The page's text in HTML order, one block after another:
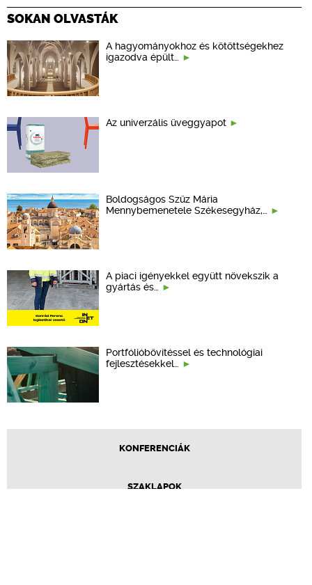
SOKAN OLVASTÁK
A hagyományokhoz és kötöttségekhez
igazodva épült…
Az univerzális üveggyapot
Boldogságos Szűz Mária
Mennybemenetele Székesegyház,…
A piaci igényekkel együtt növekszik a
gyártás és…
Portfólióbővítéssel és technológiai
fejlesztésekkel…
KONFERENCIÁK
SZAKLAPOK